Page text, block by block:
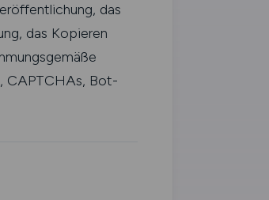
das
das Kopieren
CAPTCHAs, Bot-